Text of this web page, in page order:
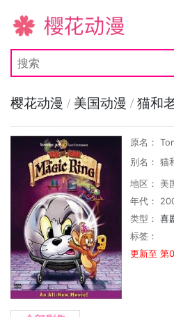
樱花动漫
樱花动漫 / 美国动漫 / 猫和
原名：
别名： 猫
地区： 美
年代：
类型：喜
标签：
更新至 第